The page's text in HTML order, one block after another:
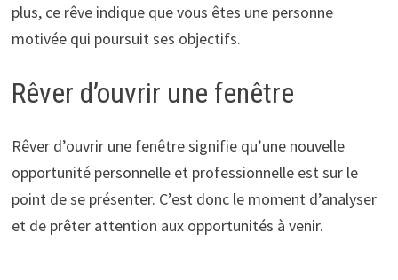
plus, ce rêve indique que vous êtes une personne
motivée qui poursuit ses objectifs.
Rêver d’ouvrir une fenêtre
Rêver d’ouvrir une fenêtre signifie qu’une nouvelle
opportunité personnelle et professionnelle est sur le
point de se présenter. C’est donc le moment d’analyser
et de prêter attention aux opportunités à venir.